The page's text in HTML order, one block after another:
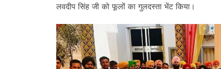
लवदीप सिंह जी को फूलों का गुलदस्ता भेंट किया।